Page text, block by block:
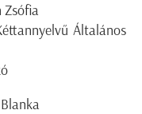
Zsófia
Általános